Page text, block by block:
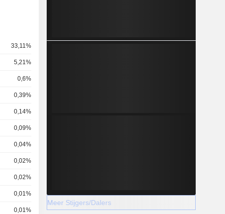
33,11%
5,21%
0,6%
0,39%
0,14%
0,09%
0,04%
0,02%
0,02%
0,01%
0,01%
Meer Stijgers/Dalers